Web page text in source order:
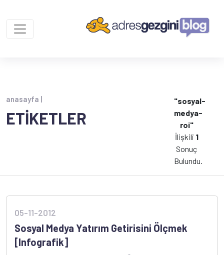
anasayfa |
ETİKETLER
"sosyal-
medya-
roi"
İlişkili 1
Sonuç
Bulundu.
05-11-2012
Sosyal Medya Yatırım Getirisini Ölçmek
[Infografik]